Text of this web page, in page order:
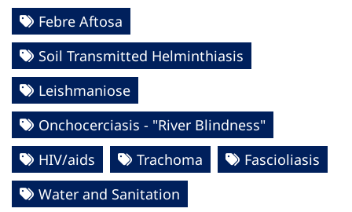
Febre Aftosa
Soil Transmitted Helminthiasis
Leishmaniose
Onchocerciasis - "River Blindness"
HIV/aids
Trachoma
Fascioliasis
Water and Sanitation